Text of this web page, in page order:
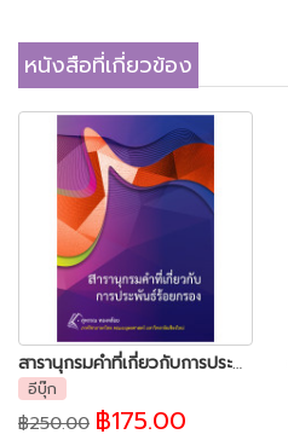
หนังสือที่เกี่ยวข้อง
สารานุกรมคำที่เกี่ยวกับการประพันธ์ร้อยกรอง
อีบุ๊ก
฿250.00 ฿175.00